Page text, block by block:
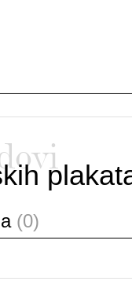
(0)